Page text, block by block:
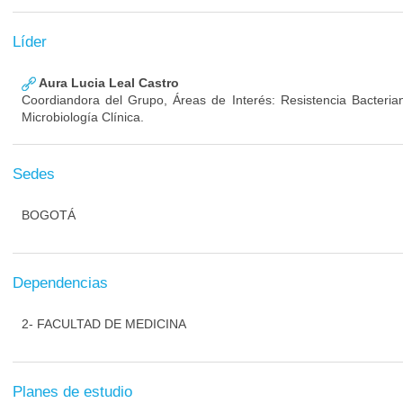
Líder
Aura Lucia Leal Castro
Coordiandora del Grupo, Áreas de Interés: Resistencia
Microbiología Clínica.
Sedes
BOGOTÁ
Dependencias
2- FACULTAD DE MEDICINA
Planes de estudio